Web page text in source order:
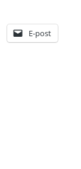
E-post